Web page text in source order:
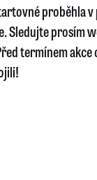
proběhla
Sledujte prosím
termínem akce